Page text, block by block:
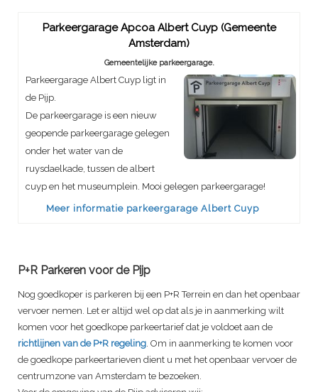
Parkeergarage Apcoa Albert Cuyp (Gemeente
Amsterdam)
Gemeentelijke parkeergarage.
Parkeergarage Albert Cuyp ligt in
de Pijp.
De parkeergarage is een nieuw
geopende parkeergarage gelegen
onder het water van de
ruysdaelkade, tussen de albert
cuyp en het museumplein. Mooi gelegen parkeergarage!
Meer informatie parkeergarage Albert Cuyp
P+R Parkeren voor de Pijp
Nog goedkoper is parkeren bij een P+R Terrein en dan het openbaar
vervoer nemen. Let er altijd wel op dat als je in aanmerking wilt
komen voor het goedkope parkeertarief dat je voldoet aan de
richtlijnen van de P+R regeling . Om in aanmerking te komen voor
de goedkope parkeertarieven dient u met het openbaar vervoer de
centrumzone van Amsterdam te bezoeken.